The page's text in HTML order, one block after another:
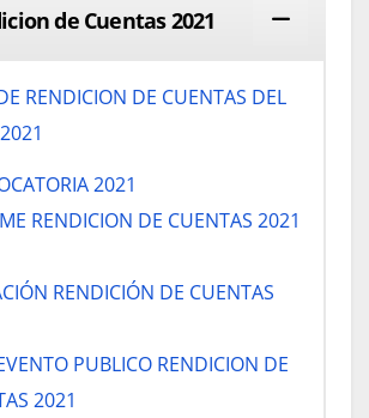
de Cuentas 2021
RENDICION DE CUENTAS DEL
2021
RENDICION DE CUENTAS 2021
RENDICIÓN DE CUENTAS
PUBLICO RENDICION DE
2021